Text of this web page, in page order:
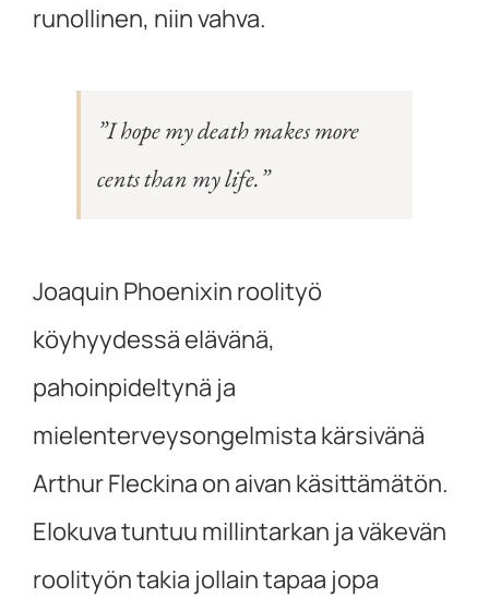
runollinen, niin vahva.
”I hope my death makes more
cents than my life.”
Joaquin Phoenixin roolityö
köyhyydessä elävänä,
pahoinpideltynä ja
mielenterveysongelmista kärsivänä
Arthur Fleckina on aivan käsittämätön.
Elokuva tuntuu millintarkan ja väkevän
roolityön takia jollain tapaa jopa